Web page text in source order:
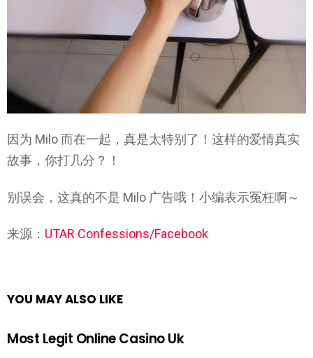
因为 Milo 而在一起，真是太特别了！这样的爱情真实
故事，你打几分？！
别误会，这真的不是 Milo 广告哦！小编表示冤枉啊～
来源： UTAR Confessions/Facebook
YOU MAY ALSO LIKE
Most Legit Online Casino Uk